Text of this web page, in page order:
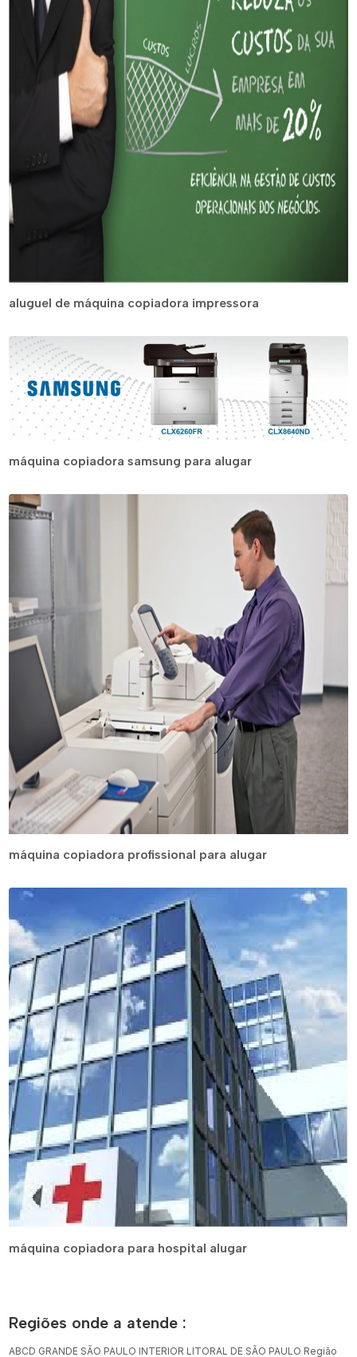
aluguel de máquina copiadora impressora
máquina copiadora samsung para alugar
máquina copiadora profissional para alugar
máquina copiadora para hospital alugar
Regiões onde a atende :
ABCD GRANDE SÃO PAULO INTERIOR LITORAL DE SÃO PAULO Região